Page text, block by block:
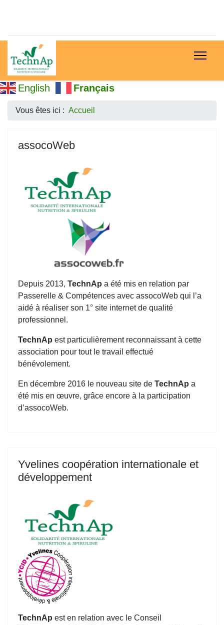
English Français
Vous êtes ici : Accueil
assocoWeb
Depuis 2013, TechnAp a été mis en relation par
Passerelle & Compétences avec assocoWeb qui l’a
aidé à réaliser son 1° site internet de qualité
professionnel.
TechnAp est particulièrement reconnaissant à cette
association pour tout le travail effectué
bénévolement.
En décembre 2016 le nouveau site de TechnAp a
été mis en œuvre, grâce encore à la participation
d’assocoWeb.
Yvelines coopération internationale et
développement
TechnAp est en relation avec le Conseil